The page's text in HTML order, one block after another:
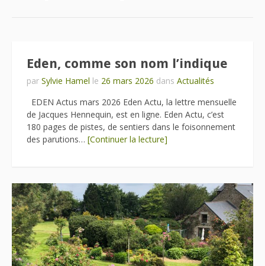
Eden, comme son nom l’indique
par Sylvie Hamel le 26 mars 2026 dans Actualités
EDEN Actus mars 2026 Eden Actu, la lettre mensuelle
de Jacques Hennequin, est en ligne. Eden Actu, c’est
180 pages de pistes, de sentiers dans le foisonnement
des parutions… [Continuer la lecture]